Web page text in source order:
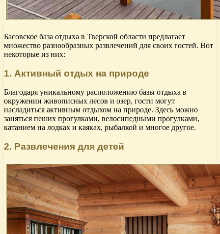
Басовское база отдыха в Тверской области предлагает
множество разнообразных развлечений для своих гостей. Вот
некоторые из них:
1. Активный отдых на природе
Благодаря уникальному расположению базы отдыха в
окружении живописных лесов и озер, гости могут
насладиться активным отдыхом на природе. Здесь можно
заняться пеших прогулками, велосипедными прогулками,
катанием на лодках и каяках, рыбалкой и многое другое.
2. Развлечения для детей